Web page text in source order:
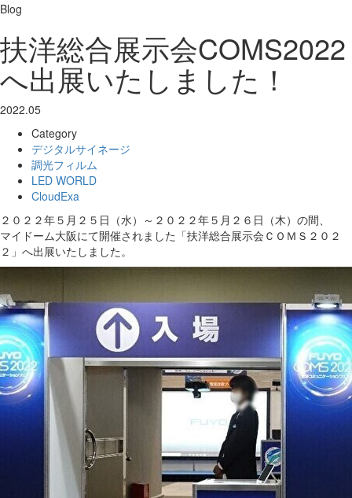
Blog
扶洋総合展示会COMS2022
へ出展いたしました！
2022.05
Category
デジタルサイネージ
調光フィルム
LED WORLD
CloudExa
２０２２年５月２５日（水）～２０２２年５月２６日（木）の間、
マイドーム大阪にて開催されました「扶洋総合展示会ＣＯＭＳ２０２
２」へ出展いたしました。